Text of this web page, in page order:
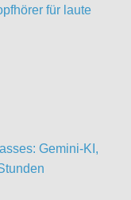
für laute
Gemini-KI,